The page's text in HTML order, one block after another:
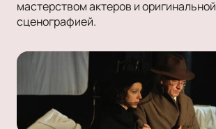
мастерством актеров и оригинальной
сценографией.